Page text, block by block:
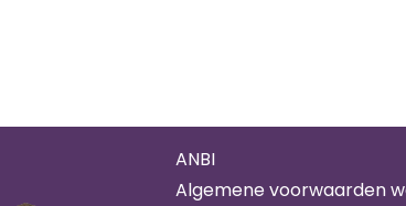
ANBI
Algemene voorwaarden